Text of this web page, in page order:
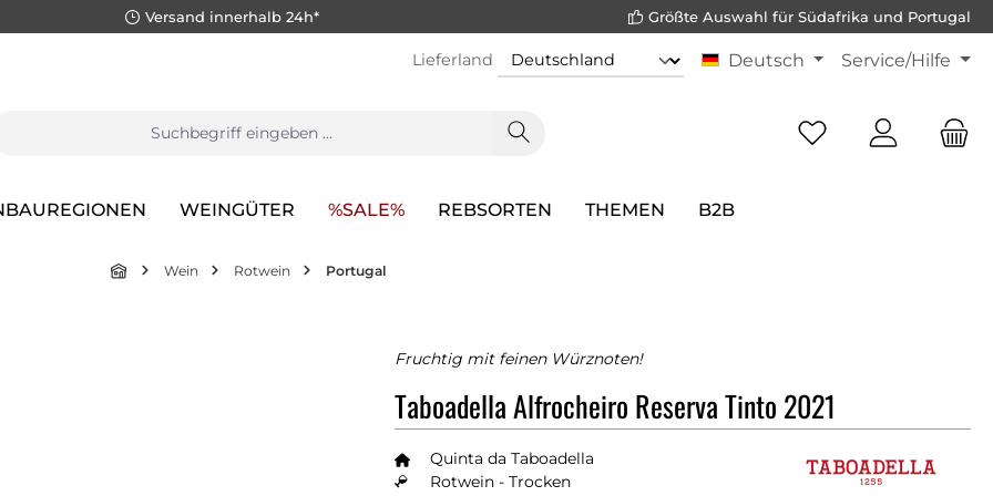
Versand innerhalb 24h* Größte Auswahl für Südafrika und Portugal
Lieferland Deutsch Service/Hilfe
WEINGÜTER %SALE% REBSORTEN THEMEN B2B
Wein Rotwein Portugal
Fruchtig mit feinen Würznoten!
Taboadella Alfrocheiro Reserva Tinto 2021
Quinta da Taboadella
Rotwein - Trocken